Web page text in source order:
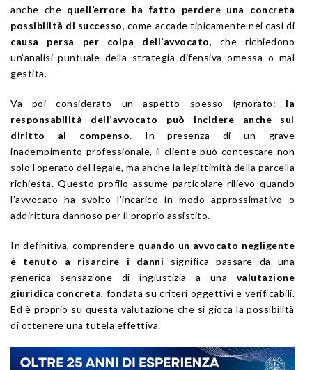
anche che quell’errore ha fatto perdere una concreta
possibilità di successo, come accade tipicamente nei casi di
causa persa per colpa dell’avvocato, che richiedono
un’analisi puntuale della strategia difensiva omessa o mal
gestita.
Va poi considerato un aspetto spesso ignorato: la
responsabilità dell’avvocato può incidere anche sul
diritto al compenso. In presenza di un grave
inadempimento professionale, il cliente può contestare non
solo l’operato del legale, ma anche la legittimità della parcella
richiesta. Questo profilo assume particolare rilievo quando
l’avvocato ha svolto l’incarico in modo approssimativo o
addirittura dannoso per il proprio assistito.
In definitiva, comprendere quando un avvocato negligente
è tenuto a risarcire i danni significa passare da una
generica sensazione di ingiustizia a una valutazione
giuridica concreta, fondata su criteri oggettivi e verificabili.
Ed è proprio su questa valutazione che si gioca la possibilità
di ottenere una tutela effettiva.